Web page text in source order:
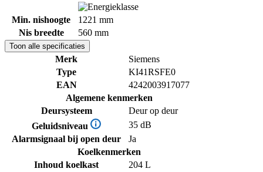
Min. nishoogte
1221 mm
Nis breedte
560 mm
Toon alle specificaties
Merk
Siemens
Type
KI41RSFE0
EAN
4242003917077
Algemene kenmerken
Deursysteem
Deur op deur
Geluidsniveau
35 dB
Alarmsignaal bij open deur
Ja
Koelkenmerken
Inhoud koelkast
204 L